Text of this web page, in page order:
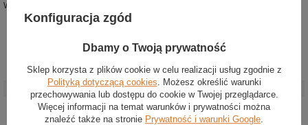
Wersja z możliwością wyczepienia tylnej części pasa.
Stan:
Nowy
Kategoria:
Pasy bezpieczeństwa
Akcesoria
samochodowe:
Pasy bezpieczeństwa
Konfiguracja zgód
Dbamy o Twoją prywatność
Sklep korzysta z plików cookie w celu realizacji usług zgodnie z
Polityką dotyczącą cookies . Możesz określić warunki
przechowywania lub dostępu do cookie w Twojej przeglądarce.
Więcej informacji na temat warunków i prywatności można
znaleźć także na stronie Prywatność i warunki Google